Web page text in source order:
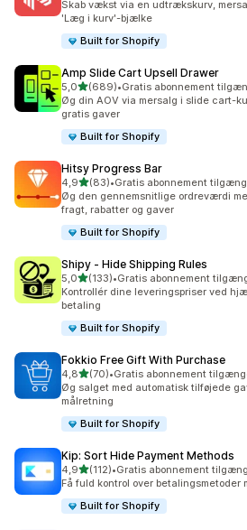
Skab vækst via en udtrækskurv,
'Læg i kurv'-bjælke
Built for Shopify
Amp Slide Cart Upsell Drawer
5,0ud af 5 stjerner
(689)
689 anmeldelser i alt
•Gratis abonnement
Øg din AOV via mersalg i slide cart-
gratis gaver
Built for Shopify
Hitsy Progress Bar
4,9ud af 5 stjerner
(83)
83 anmeldelser i alt
•Gratis abonnement
Øg den gennemsnitlige ordreværdi
fragt, rabatter og gaver
Built for Shopify
Shipy ‑ Hide Shipping Rules
5,0ud af 5 stjerner
(133)
133 anmeldelser i alt
•Gratis abonnement
Kontrollér dine leveringspriser ved
betaling
Built for Shopify
Fokkio Free Gift With Purchase
4,8ud af 5 stjerner
(70)
70 anmeldelser i alt
•Gratis abonnement
Øg salget med automatisk tilføjede
målretning
Built for Shopify
Kip: Sort Hide Payment Methods
4,9ud af 5 stjerner
(112)
112 anmeldelser i alt
•Gratis abonnement
Få fuld kontrol over betalingsmetoder
Built for Shopify